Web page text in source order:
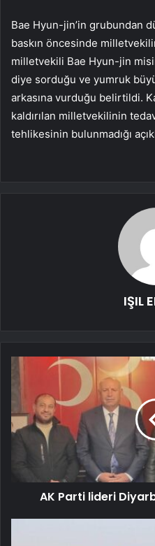
Bae Hyun-jin’in grubundan
baskın öncesinde
milletvekili Bae Hyun-jin
diye sorduğu ve yumruk
arkasına vurduğu belirtildi.
kaldırılan milletvekilinin
tehlikesinin bulunmadığı
IŞIL
AK Parti lideri